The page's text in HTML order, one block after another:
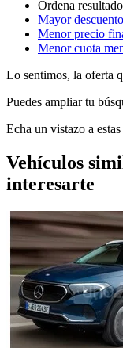
Ordena
Mayor
Menor precio
Menor cuota
Lo sentimos, la oferta
Puedes ampliar tu
Echa un vistazo a
Vehículos
interesarte